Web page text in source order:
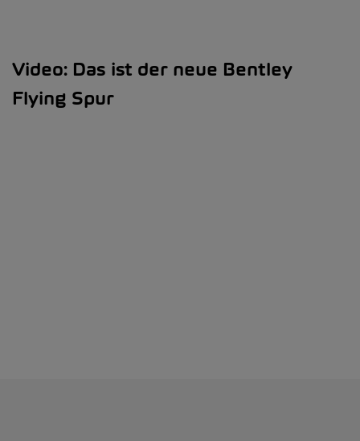
Video: Das ist der neue Bentley
Flying Spur